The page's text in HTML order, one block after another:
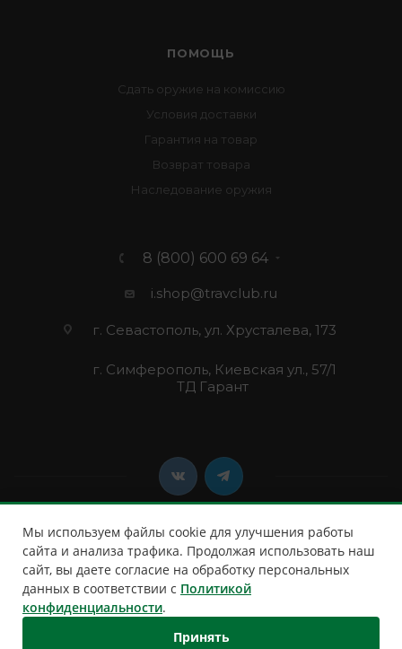
ПОМОЩЬ
Сдать оружие на комиссию
Условия доставки
Гарантия на товар
Возврат товара
Наследование оружия
8 (800) 600 69 64
i.shop@travclub.ru
г. Севастополь, ул. Хрусталева, 173
г. Симферополь, Киевская ул., 57/1
ТД Гарант
2026 © Клуб Путешественников
Мы используем файлы cookie для улучшения работы
сайта и анализа трафика. Продолжая использовать наш
сайт, вы даете согласие на обработку персональных
данных в соответствии с Политикой
конфиденциальности.
Принять